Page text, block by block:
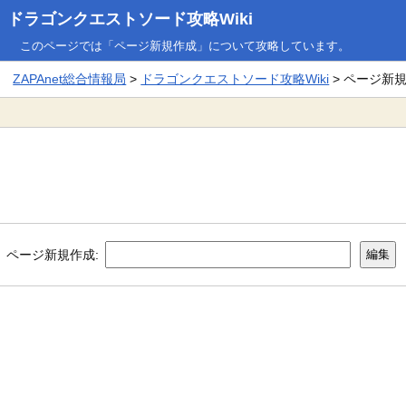
ドラゴンクエストソード攻略Wiki
このページでは「ページ新規作成」について攻略しています。
ZAPAnet総合情報局 > ドラゴンクエストソード攻略Wiki > ページ新
ページ新規作成: